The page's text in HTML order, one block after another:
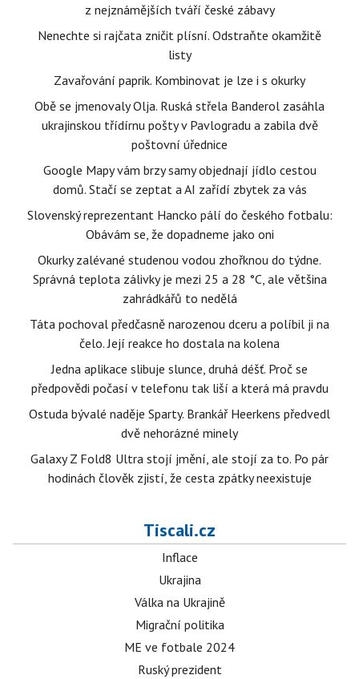
z nejznámějších tváří české zábavy
Nenechte si rajčata zničit plísní. Odstraňte okamžitě
listy
Zavařování paprik. Kombinovat je lze i s okurky
Obě se jmenovaly Olja. Ruská střela Banderol zasáhla
ukrajinskou třídírnu pošty v Pavlogradu a zabila dvě
poštovní úřednice
Google Mapy vám brzy samy objednají jídlo cestou
domů. Stačí se zeptat a AI zařídí zbytek za vás
Slovenský reprezentant Hancko pálí do českého fotbalu:
Obávám se, že dopadneme jako oni
Okurky zalévané studenou vodou zhořknou do týdne.
Správná teplota zálivky je mezi 25 a 28 °C, ale většina
zahrádkářů to nedělá
Táta pochoval předčasně narozenou dceru a políbil ji na
čelo. Její reakce ho dostala na kolena
Jedna aplikace slibuje slunce, druhá déšť. Proč se
předpovědi počasí v telefonu tak liší a která má pravdu
Ostuda bývalé naděje Sparty. Brankář Heerkens předvedl
dvě nehorázné minely
Galaxy Z Fold8 Ultra stojí jmění, ale stojí za to. Po pár
hodinách člověk zjistí, že cesta zpátky neexistuje
Tiscali.cz
Inflace
Ukrajina
Válka na Ukrajině
Migrační politika
ME ve fotbale 2024
Ruský prezident